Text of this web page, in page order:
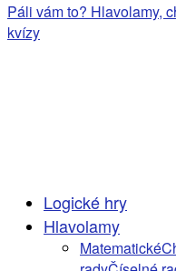
Páli vám to? Hlavolamy,
kvízy
Logické hry
Hlavolamy
Matematické